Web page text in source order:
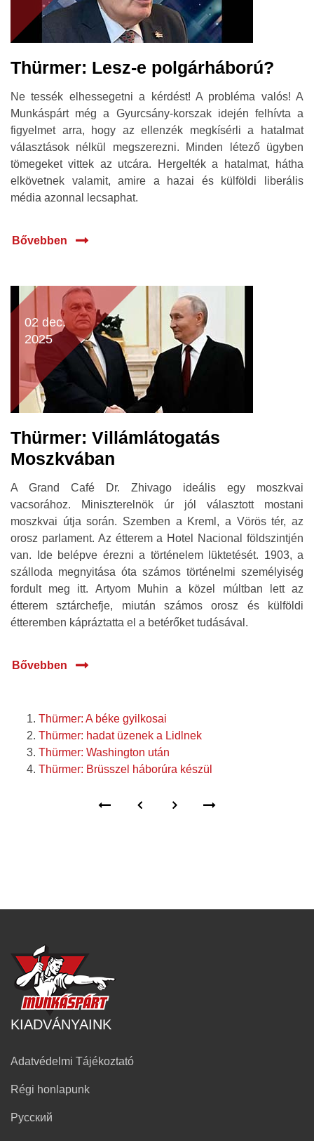
Thürmer: Lesz-e polgárháború?
Ne tessék elhessegetni a kérdést! A probléma valós! A
Munkáspárt még a Gyurcsány-korszak idején felhívta a
figyelmet arra, hogy az ellenzék megkísérli a hatalmat
választások nélkül megszerezni. Minden létező ügyben
tömegeket vittek az utcára. Hergelték a hatalmat, hátha
elkövetnek valamit, amire a hazai és külföldi liberális
média azonnal lecsaphat.
Bővebben
02 dec.
2025
Thürmer: Villámlátogatás
Moszkvában
A Grand Café Dr. Zhivago ideális egy moszkvai
vacsorához. Miniszterelnök úr jól választott mostani
moszkvai útja során. Szemben a Kreml, a Vörös tér, az
orosz parlament. Az étterem a Hotel Nacional földszintjén
van. Ide belépve érezni a történelem lüktetését. 1903, a
szálloda megnyitása óta számos történelmi személyiség
fordult meg itt. Artyom Muhin a közel múltban lett az
étterem sztárchefje, miután számos orosz és külföldi
étteremben kápráztatta el a betérőket tudásával.
Bővebben
Thürmer: A béke gyilkosai
Thürmer: hadat üzenek a Lidlnek
Thürmer: Washington után
Thürmer: Brüsszel háborúra készül
KIADVÁNYAINK
Adatvédelmi Tájékoztató
Régi honlapunk
Русский